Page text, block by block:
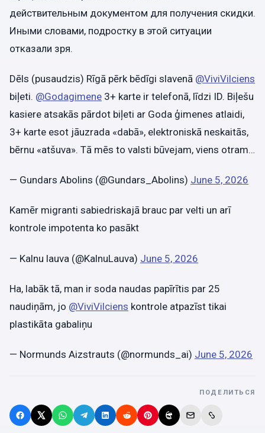
действительным документом для получения скидки.
Иными словами, подростку в этой ситуации
отказали зря.
Dēls (pusaudzis) Rīgā pērk bēdīgi slavenā @ViviVilciens
biļeti. @Godagimene 3+ karte ir telefonā, līdzi ID. Biļešu
kasiere atsakās pārdot biļeti ar Goda ģimenes atlaidi,
3+ karte esot jāuzrada «dabā», elektroniskā neskaitās,
bērnu «atšuva». Tā mēs to valsti būvejam, viens otram…
— Gundars Abolins (@Gundars_Abolins) June 5, 2026
Kamēr migranti sabiedriskajā brauc par velti un arī
kontrole impotenta ko pasākt
— Kalnu lauva (@KalnuLauva) June 5, 2026
Ha, labāk tā, man ir soda naudas papīrītis par 25
naudiņām, jo @ViviVilciens kontrole atpazīst tikai
plastikāta gabaliņu
— Normunds Aizstrauts (@normunds_ai) June 5, 2026
ПОДЕЛИТЬСЯ